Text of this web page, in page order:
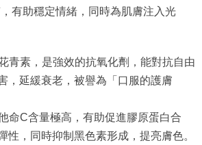
有助穩定情緒，同時為肌膚注入光
青素，是強效的抗氧化劑，能對抗自由
，延緩衰老，被譽為「口服的護膚
命C含量極高，有助促進膠原蛋白合
性，同時抑制黑色素形成，提亮膚色。